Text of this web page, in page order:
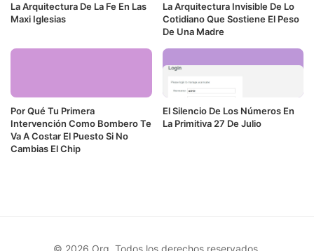
La Arquitectura De La Fe En Las
Maxi Iglesias
La Arquitectura Invisible De Lo
Cotidiano Que Sostiene El Peso
De Una Madre
Por Qué Tu Primera
Intervención Como Bombero Te
Va A Costar El Puesto Si No
Cambias El Chip
El Silencio De Los Números En
La Primitiva 27 De Julio